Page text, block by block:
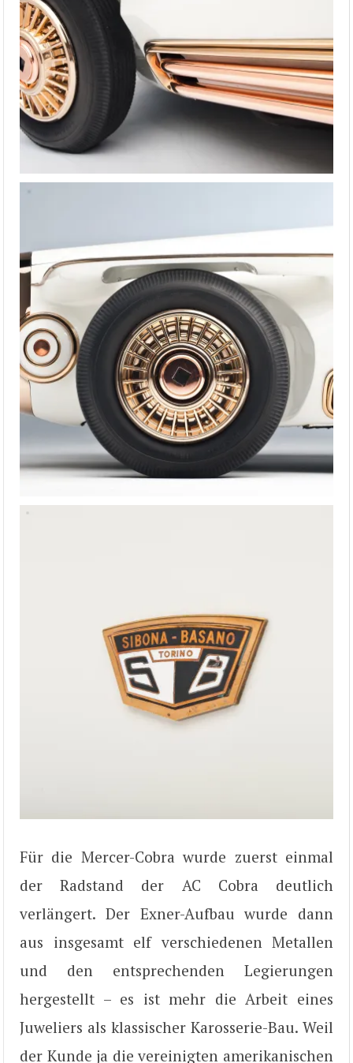
Für die Mercer-Cobra wurde zuerst einmal
der Radstand der AC Cobra deutlich
verlängert. Der Exner-Aufbau wurde dann
aus insgesamt elf verschiedenen Metallen
und den entsprechenden Legierungen
hergestellt – es ist mehr die Arbeit eines
Juweliers als klassischer Karosserie-Bau. Weil
der Kunde ja die vereinigten amerikanischen